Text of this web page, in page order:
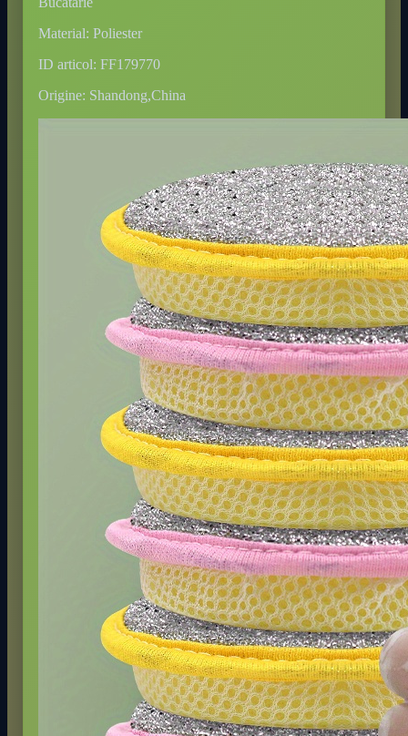
Material: Poliester
ID articol: FF179770
Origine: Shandong,China